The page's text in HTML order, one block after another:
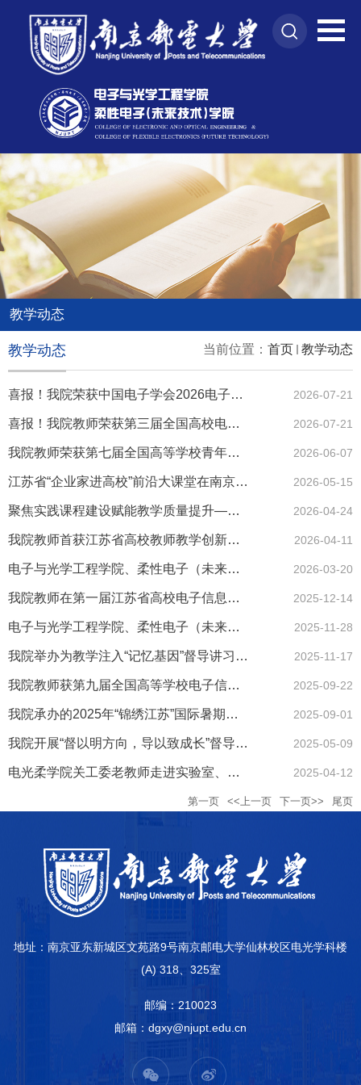
教学动态
当前位置： 首页 教学动态
教学动态
喜报！我院荣获中国电子学会2026电子信息教学成果大赛二等奖2项 2026-07-21
喜报！我院教师荣获第三届全国高校电工电子教学论坛优秀教学案例... 2026-07-21
我院教师荣获第七届全国高等学校青年教师电路、信号与系统、电磁... 2026-06-07
江苏省“企业家进高校”前沿大课堂在南京邮电大学开讲 2026-05-15
聚焦实践课程建设赋能教学质量提升—— 我院成功举办督导讲习营系... 2026-04-24
我院教师首获江苏省高校教师教学创新大赛课程思政赛道特等奖 2026-04-11
电子与光学工程学院、柔性电子（未来技术）学院低空无线通信技术... 2026-03-20
我院教师在第一届江苏省高校电子信息类课程教学竞赛中荣获一等奖... 2025-12-14
电子与光学工程学院、柔性电子（未来技术）学院关工委教师成谢锋... 2025-11-28
我院举办为教学注入“记忆基因”督导讲习营讲座 2025-11-17
我院教师获第九届全国高等学校电子信息类专业青年教师授课竞赛决... 2025-09-22
我院承办的2025年“锦绣江苏”国际暑期学校项目圆满落幕 2025-09-01
我院开展“督以明方向，导以致成长”督导讲习营讲座 2025-05-09
电光柔学院关工委老教师走进实验室、检查教学档案助力学院教学事... 2025-04-12
第一页 <<上一页 下一页>> 尾页
地址：南京亚东新城区文苑路9号南京邮电大学仙林校区电光学科楼
(A) 318、325室
邮编：210023
邮箱：dgxy@njupt.edu.cn